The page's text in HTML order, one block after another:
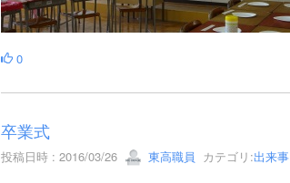
0
卒業式
投稿日時 : 2016/03/26 東高職員 カテゴリ:出来事